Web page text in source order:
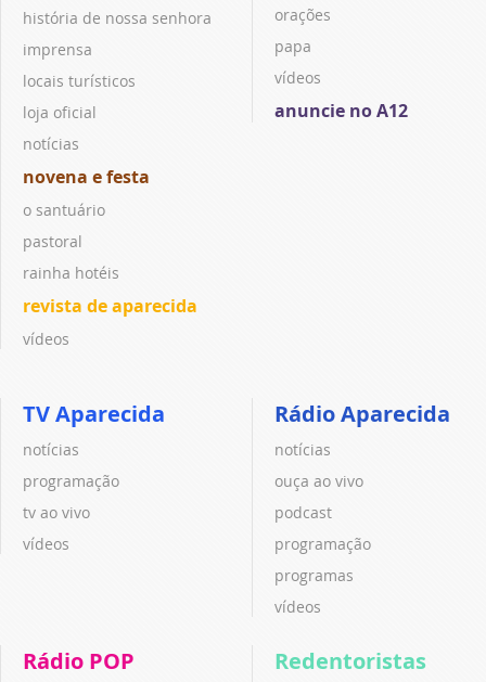
história de nossa senhora
imprensa
locais turísticos
loja oficial
notícias
novena e festa
o santuário
pastoral
rainha hotéis
revista de aparecida
vídeos
orações
papa
vídeos
anuncie no A12
TV Aparecida
notícias
programação
tv ao vivo
vídeos
Rádio Aparecida
notícias
ouça ao vivo
podcast
programação
programas
vídeos
Rádio POP Redentoristas